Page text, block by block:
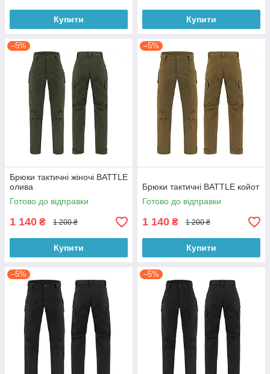
Купити Купити
–5%
Брюки тактичні жіночі BATTLE
олива
Готово до відправки
1 140 ₴ 1 200 ₴
Купити
–5%
Брюки тактичні BATTLE койот
Готово до відправки
1 140 ₴ 1 200 ₴
Купити
–5% –5%